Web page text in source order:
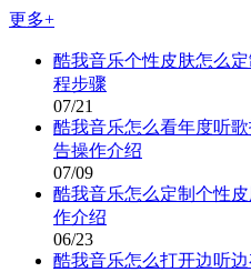
更多+
酷我音乐个性皮肤怎么
程步骤
07/21
酷我音乐怎么看年度听
告操作介绍
07/09
酷我音乐怎么定制个性
作介绍
06/23
酷我音乐怎么打开边听